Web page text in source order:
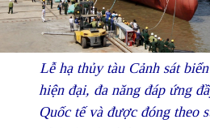
Lễ hạ thủy tàu Cảnh sát
hiện đại, đa năng đáp ứng
Quốc tế và được đóng theo